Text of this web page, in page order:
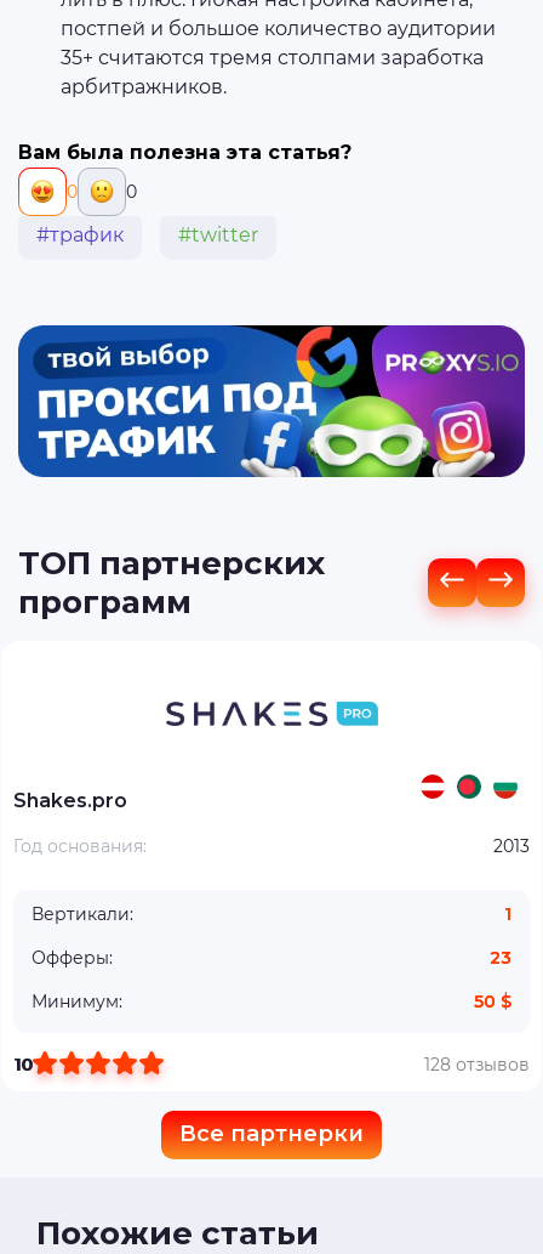
постпей и большое количество аудитории
35+ считаются тремя столпами заработка
арбитражников.
Вам была полезна эта статья?
0 0
#трафик #twitter
ТОП партнерских
программ
Shakes.pro
Год основания: 2013
Вертикали:
1
Офферы:
23
Минимум:
50 $
10 128 отзывов
Все партнерки
Похожие статьи